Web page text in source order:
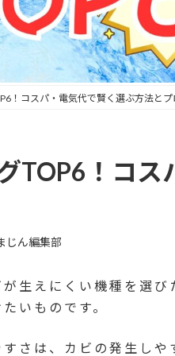
！コスパ・電気代で賢く選ぶ方法と
TOP6！コ
じん編集部
生えにくい機種を選
いものです。
さは、カビの発生しや